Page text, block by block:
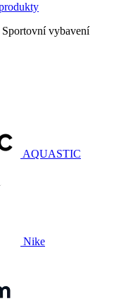
Sportovní vybavení
AQUASTIC
Nike